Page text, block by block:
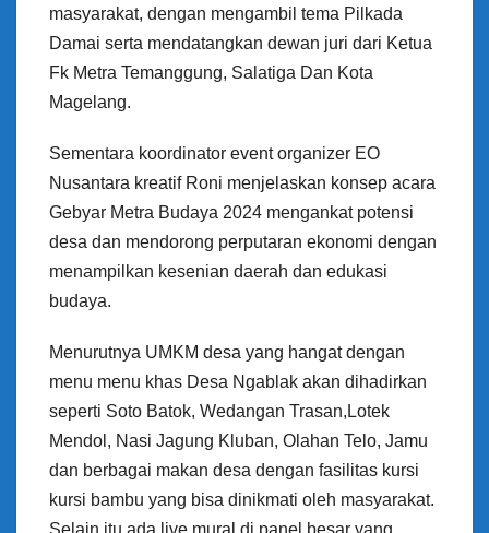
masyarakat, dengan mengambil tema Pilkada
Damai serta mendatangkan dewan juri dari Ketua
Fk Metra Temanggung, Salatiga Dan Kota
Magelang.
Sementara koordinator event organizer EO
Nusantara kreatif Roni menjelaskan konsep acara
Gebyar Metra Budaya 2024 mengankat potensi
desa dan mendorong perputaran ekonomi dengan
menampilkan kesenian daerah dan edukasi
budaya.
Menurutnya UMKM desa yang hangat dengan
menu menu khas Desa Ngablak akan dihadirkan
seperti Soto Batok, Wedangan Trasan,Lotek
Mendol, Nasi Jagung Kluban, Olahan Telo, Jamu
dan berbagai makan desa dengan fasilitas kursi
kursi bambu yang bisa dinikmati oleh masyarakat.